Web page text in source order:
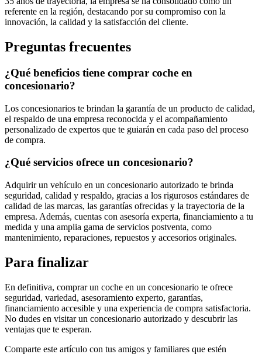
referente en la región, destacando por su compromiso con la
innovación, la calidad y la satisfacción del cliente.
Preguntas frecuentes
¿Qué beneficios tiene comprar coche en
concesionario?
Los concesionarios te brindan la garantía de un producto de calidad,
el respaldo de una empresa reconocida y el acompañamiento
personalizado de expertos que te guiarán en cada paso del proceso
de compra.
¿Qué servicios ofrece un concesionario?
Adquirir un vehículo en un concesionario autorizado te brinda
seguridad, calidad y respaldo, gracias a los rigurosos estándares de
calidad de las marcas, las garantías ofrecidas y la trayectoria de la
empresa. Además, cuentas con asesoría experta, financiamiento a tu
medida y una amplia gama de servicios postventa, como
mantenimiento, reparaciones, repuestos y accesorios originales.
Para finalizar
En definitiva, comprar un coche en un concesionario te ofrece
seguridad, variedad, asesoramiento experto, garantías,
financiamiento accesible y una experiencia de compra satisfactoria.
No dudes en visitar un concesionario autorizado y descubrir las
ventajas que te esperan.
Comparte este artículo con tus amigos y familiares que estén